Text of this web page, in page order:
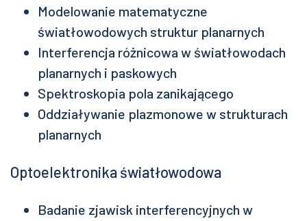
Modelowanie matematyczne
światłowodowych struktur planarnych
Interferencja różnicowa w światłowodach
planarnych i paskowych
Spektroskopia pola zanikającego
Oddziaływanie plazmonowe w strukturach
planarnych
Optoelektronika światłowodowa
Badanie zjawisk interferencyjnych w